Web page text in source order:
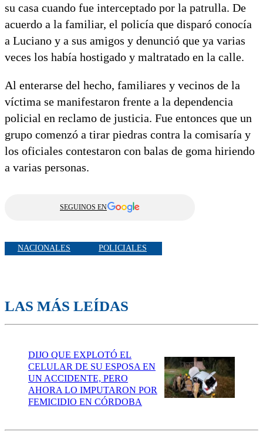
su casa cuando fue interceptado por la patrulla. De
acuerdo a la familiar, el policía que disparó conocía
a Luciano y a sus amigos y denunció que ya varias
veces los había hostigado y maltratado en la calle.
Al enterarse del hecho, familiares y vecinos de la
víctima se manifestaron frente a la dependencia
policial en reclamo de justicia. Fue entonces que un
grupo comenzó a tirar piedras contra la comisaría y
los oficiales contestaron con balas de goma hiriendo
a varias personas.
SEGUINOS EN
NACIONALES POLICIALES
LAS MÁS LEÍDAS
DIJO QUE EXPLOTÓ EL
CELULAR DE SU ESPOSA EN
UN ACCIDENTE, PERO
AHORA LO IMPUTARON POR
FEMICIDIO EN CÓRDOBA